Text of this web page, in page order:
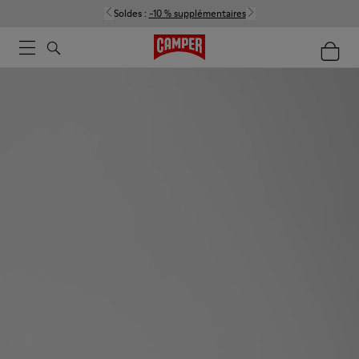
Soldes : -10 % supplémentaires